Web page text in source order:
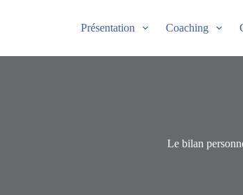
Présentation Coaching
Le bilan